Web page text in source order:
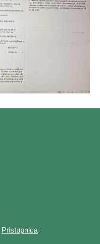
Pristupnica